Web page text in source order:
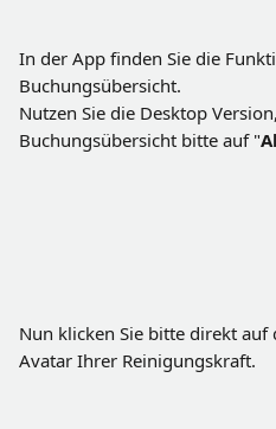
In der App finden Sie die
Buchungsübersicht.
Nutzen Sie die Desktop
Buchungsübersicht bitte auf "
Nun klicken Sie bitte direkt auf
Avatar Ihrer Reinigungskraft.